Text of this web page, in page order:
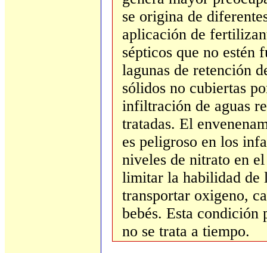
se origina de
aplicación de
sépticos que no estén
lagunas de retención
sólidos no cubiertas
infiltración de aguas
tratadas. El
es peligroso en los
niveles de nitrato en
limitar la habilidad de
transportar oxigeno,
bebés. Esta condición
no se trata a tiempo.